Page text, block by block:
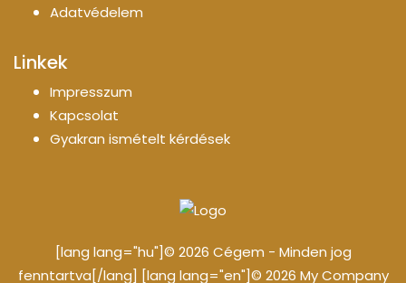
Adatvédelem
Linkek
Impresszum
Kapcsolat
Gyakran ismételt kérdések
[lang lang="hu"]© 2026 Cégem - Minden jog
fenntartva[/lang] [lang lang="en"]© 2026 My Company